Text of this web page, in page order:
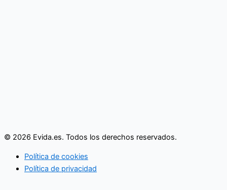
© 2026 Evida.es. Todos los derechos reservados.
Política de cookies
Política de privacidad